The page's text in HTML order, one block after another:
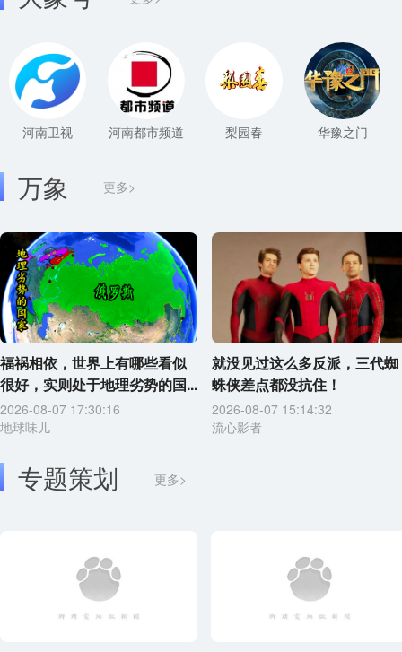
河南卫视 河南都市频道 梨园春 华豫之门
更多>
万象
福祸相依，世界上有哪些看似
很好，实则处于地理劣势的国...
2026-08-07 17:30:16
地球味儿
就没见过这么多反派，三代蜘
蛛侠差点都没抗住！
2026-08-07 15:14:32
流心影者
专题策划 更多>